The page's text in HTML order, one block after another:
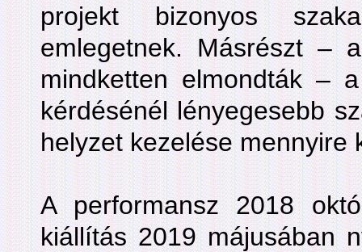
projekt bizonyos
emlegetnek. Másrészt –
mindketten elmondták –
kérdésénél lényegesebb
helyzet kezelése mennyire
A performansz 2018
kiállítás 2019 májusában